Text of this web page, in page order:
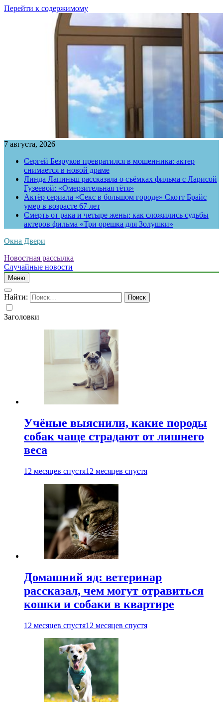
Перейти к содержимому
7 августа, 2026
Сергей Безруков превратился в мошенника: актер
снимается в новой драме
Линда Лапиньш рассказала о съёмках фильма с Ларисой
Гузеевой: «Омерзительная тётя»
Актёр сериала «Секс в большом городе» Скотт Брайс
умер в возрасте 67 лет
Смерть от рака и четыре жены: как сложились судьбы
актеров фильма «Три орешка для Золушки»
Окна Двери
Новостная рассылка
Случайные новости
Меню
Найти:
Заголовки
Учёные выяснили, какие породы
собак чаще страдают от лишнего
веса
12 месяцев спустя12 месяцев спустя
Домашний яд: ветеринар
рассказал, чем могут отравиться
кошки и собаки в квартире
12 месяцев спустя12 месяцев спустя